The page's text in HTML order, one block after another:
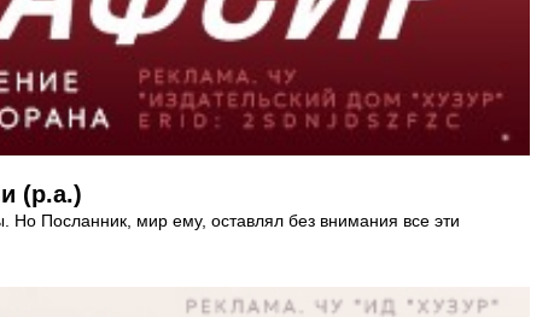
(р.а.)
Но Посланник, мир ему, оставлял без внимания все эти